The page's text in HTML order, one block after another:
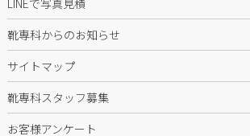
LINEで写真見積
靴専科からのお知らせ
サイトマップ
靴専科スタッフ募集
お客様アンケート